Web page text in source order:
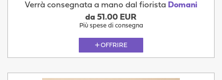
Verrà consegnata a mano dal fiorista Domani
da 51.00 EUR
Più spese di consegna
OFFRIRE